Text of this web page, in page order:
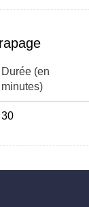
Durée (en
minutes)
30